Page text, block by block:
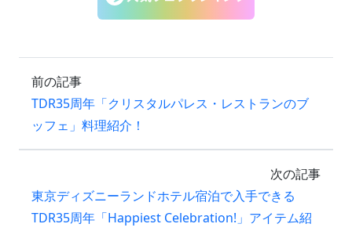
前の記事
TDR35周年「クリスタルパレス・レストランのブ
ッフェ」料理紹介！
次の記事
東京ディズニーランドホテル宿泊で入手できる
TDR35周年「Happiest Celebration!」アイテム紹